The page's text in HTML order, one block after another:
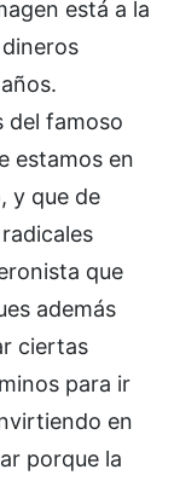
está a la
del famoso
estamos en
y que de
que
además
ciertas
para ir
en
porque la